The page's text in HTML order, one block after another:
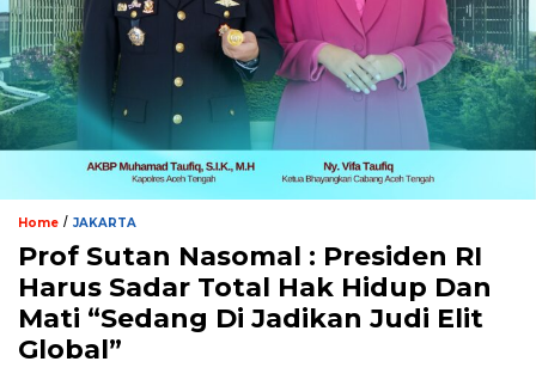
Home / JAKARTA
Prof Sutan Nasomal : Presiden RI
Harus Sadar Total Hak Hidup Dan
Mati “Sedang Di Jadikan Judi Elit
Global”